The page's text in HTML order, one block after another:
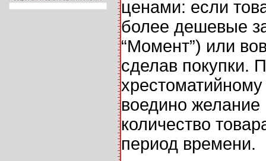
ценами: если
более дешевые
“Момент”) или
сделав покупки.
воедино желание
количество
период времени.